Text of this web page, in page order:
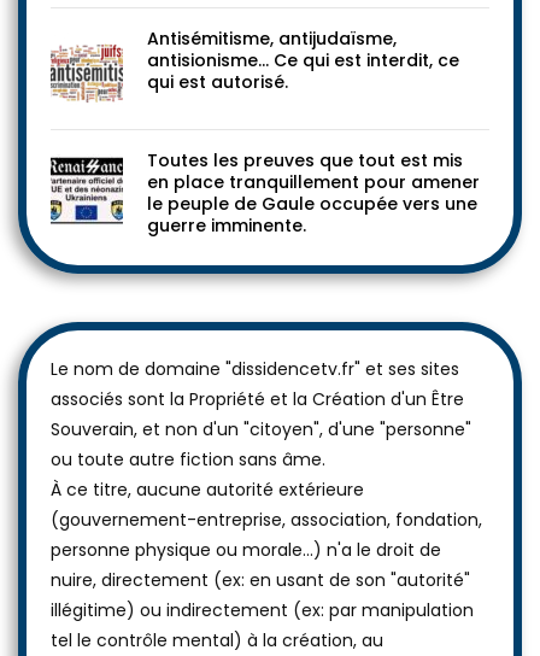
Antisémitisme, antijudaïsme,
antisionisme… Ce qui est interdit, ce
qui est autorisé.
Toutes les preuves que tout est mis
en place tranquillement pour amener
le peuple de Gaule occupée vers une
guerre imminente.
Le nom de domaine "dissidencetv.fr" et ses sites
associés sont la Propriété et la Création d'un Être
Souverain, et non d'un "citoyen", d'une "personne"
ou toute autre fiction sans âme.
À ce titre, aucune autorité extérieure
(gouvernement-entreprise, association, fondation,
personne physique ou morale...) n'a le droit de
nuire, directement (ex: en usant de son "autorité"
illégitime) ou indirectement (ex: par manipulation
tel le contrôle mental) à la création, au